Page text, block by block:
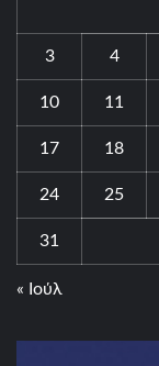
3 4
10 11
17 18
24 25
31
« Ιούλ